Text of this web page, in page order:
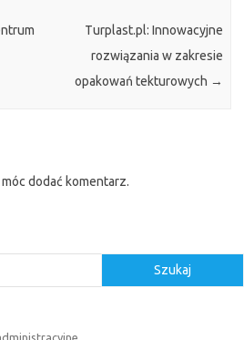
Turplast.pl: Innowacyjne
rozwiązania w zakresie
opakowań tekturowych →
móc dodać komentarz.
Szukaj